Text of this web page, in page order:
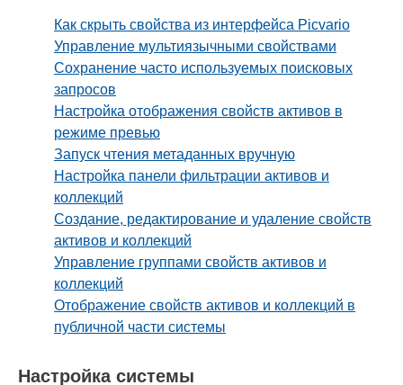
Как скрыть свойства из интерфейса Picvario
Управление мультиязычными свойствами
Сохранение часто используемых поисковых
запросов
Настройка отображения свойств активов в
режиме превью
Запуск чтения метаданных вручную
Настройка панели фильтрации активов и
коллекций
Создание, редактирование и удаление свойств
активов и коллекций
Управление группами свойств активов и
коллекций
Отображение свойств активов и коллекций в
публичной части системы
Настройка системы